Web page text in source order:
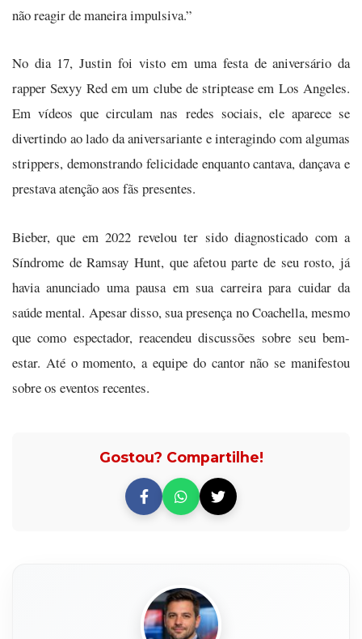
não reagir de maneira impulsiva.”
No dia 17, Justin foi visto em uma festa de aniversário da
rapper Sexyy Red em um clube de striptease em Los Angeles.
Em vídeos que circulam nas redes sociais, ele aparece se
divertindo ao lado da aniversariante e interagindo com algumas
strippers, demonstrando felicidade enquanto cantava, dançava e
prestava atenção aos fãs presentes.
Bieber, que em 2022 revelou ter sido diagnosticado com a
Síndrome de Ramsay Hunt, que afetou parte de seu rosto, já
havia anunciado uma pausa em sua carreira para cuidar da
saúde mental. Apesar disso, sua presença no Coachella, mesmo
que como espectador, reacendeu discussões sobre seu bem-
estar. Até o momento, a equipe do cantor não se manifestou
sobre os eventos recentes.
Gostou? Compartilhe!